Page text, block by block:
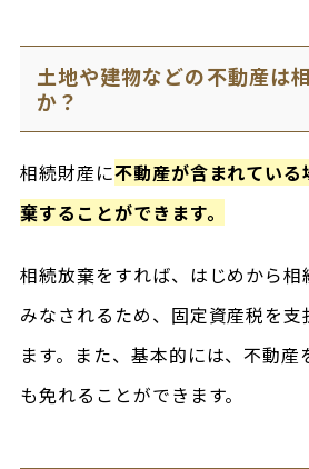
土地や建物などの不動産は
か？
相続財産に不動産が含まれてい
棄することができます。
相続放棄をすれば、はじめから相
みなされるため、固定資産税を支
ます。また、基本的には、不動産
も免れることができます。